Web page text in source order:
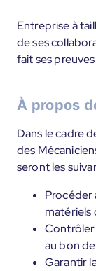
Entreprise à
de ses
fait ses
À propos
Dans le cadre
des
seront les
Procéder
matériels
au bon
Garantir